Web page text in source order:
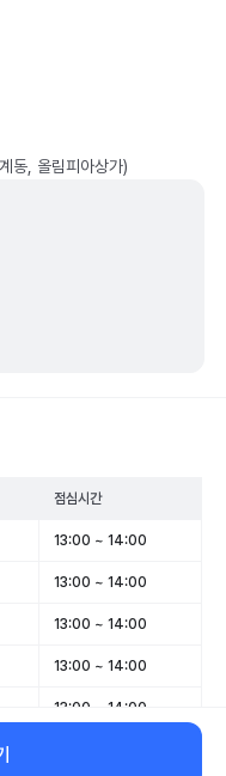
동, 올림피아상가)
점심시간
13:00 ~ 14:00
13:00 ~ 14:00
13:00 ~ 14:00
13:00 ~ 14:00
13:00 ~ 14:00